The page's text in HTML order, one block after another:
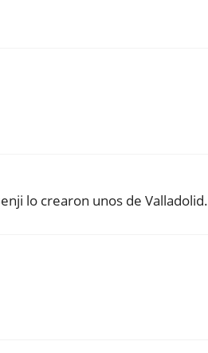
lo crearon unos de Valladolid.